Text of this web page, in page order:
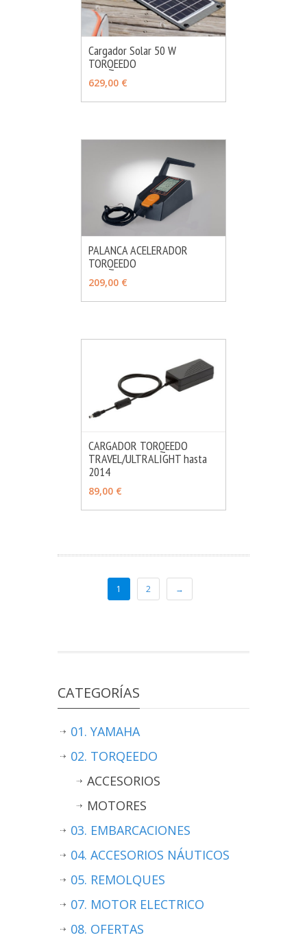
AÑADIR
Cargador Solar 50 W
TORQEEDO
629,00 €
AÑADIR
PALANCA ACELERADOR
TORQEEDO
209,00 €
AÑADIR MÁS INFO
CARGADOR TORQEEDO
TRAVEL/ULTRALIGHT hasta
2014
89,00 €
1 2 →
CATEGORÍAS
01. YAMAHA
02. TORQEEDO
ACCESORIOS
MOTORES
03. EMBARCACIONES
04. ACCESORIOS NÁUTICOS
05. REMOLQUES
07. MOTOR ELECTRICO
08. OFERTAS